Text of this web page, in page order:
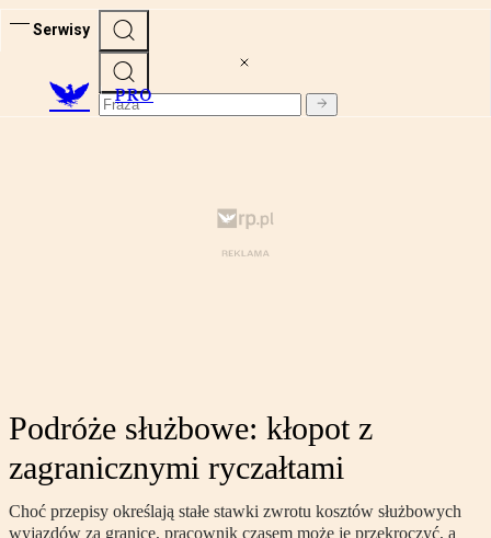
Serwisy
PRO
Podróże służbowe: kłopot z
zagranicznymi ryczałtami
Choć przepisy określają stałe stawki zwrotu kosztów służbowych
wyjazdów za granicę, pracownik czasem może je przekroczyć, a